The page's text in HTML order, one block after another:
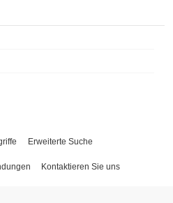
Erweiterte Suche
Kontaktieren Sie uns